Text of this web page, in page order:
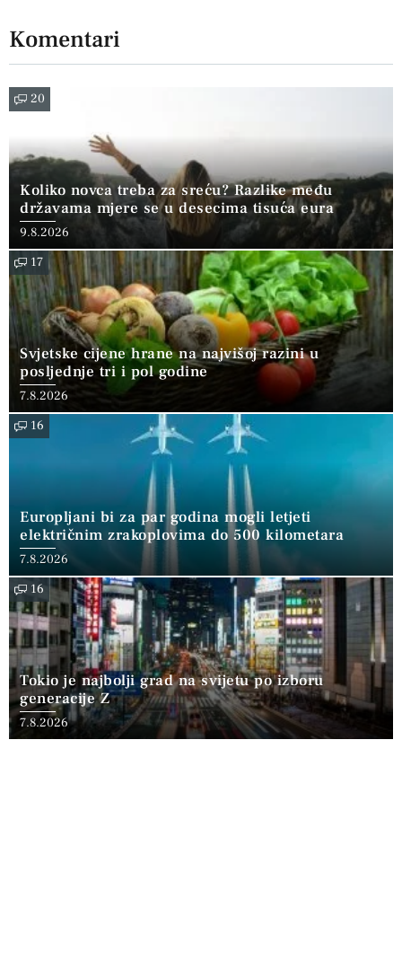
Komentari
20
Koliko novca treba za sreću? Razlike među
državama mjere se u desecima tisuća eura
9.8.2026
17
Svjetske cijene hrane na najvišoj razini u
posljednje tri i pol godine
7.8.2026
16
Europljani bi za par godina mogli letjeti
električnim zrakoplovima do 500 kilometara
7.8.2026
16
Tokio je najbolji grad na svijetu po izboru
generacije Z
7.8.2026